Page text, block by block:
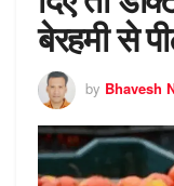
बेरहमी से
by Bhavesh